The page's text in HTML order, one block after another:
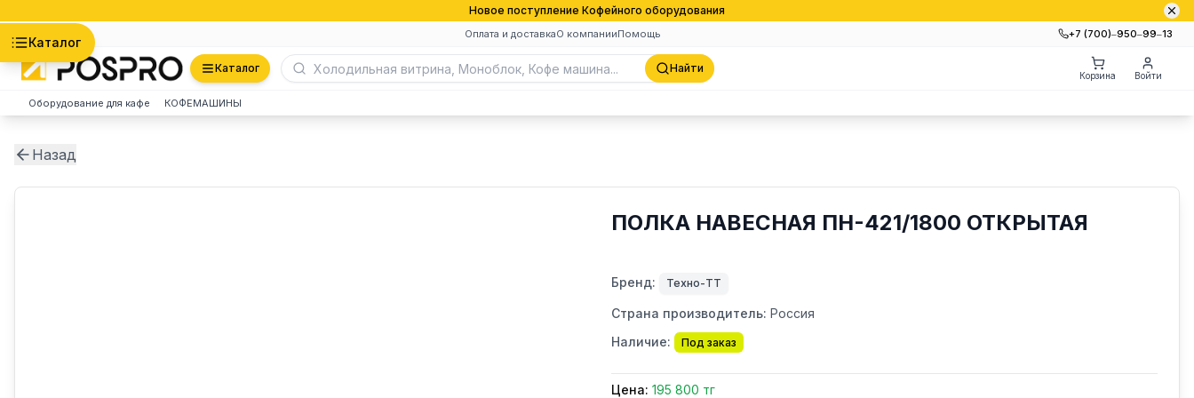
Новое поступление Кофейного оборудования
Оплата и доставкаО компанииПомощь +7 (700)‒950‒99‒13
Каталог
Каталог Найти
Корзина Войти
Оборудование для кафе КОФЕМАШИНЫ
Назад
ПОЛКА НАВЕСНАЯ ПН-421/1800 ОТКРЫТАЯ
Бренд: Техно-ТТ
Страна производитель: Россия
Наличие:
Под заказ
Цена: 195 800 тг